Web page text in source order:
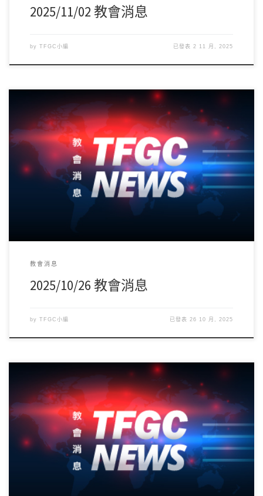
2025/11/02 教會消息
by TFGC小編 已發表 2 11 月, 2025
下週11/2(日)為聖餐主日，預備心一同領受主耶穌基督救贖的恩
典。下午13:30於六樓大會議室召開G […]
教會消息
2025/10/26 教會消息
by TFGC小編 已發表26 10 月, 2025
誠摯感謝並歡迎第三堂講員-馬來西亞新山迦略山門徒教會主席、絲
路華慕跨文化宣教學院教務主任-曾憲琦牧師 […]